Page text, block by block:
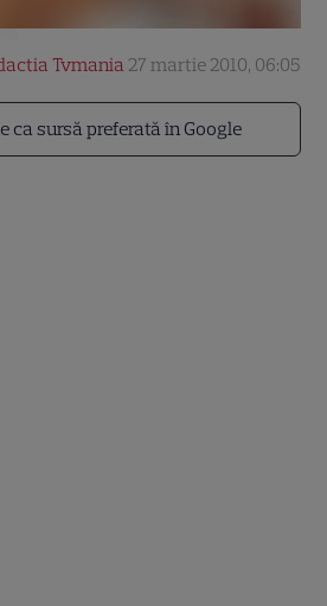
ca sursă preferată în Google
Tvmania 27 martie 2010, 06:05